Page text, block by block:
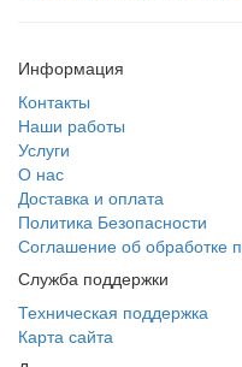
Информация
Контакты
Наши работы
Услуги
О нас
Доставка и оплата
Политика Безопасности
Соглашение об обработке
Служба поддержки
Техническая поддержка
Карта сайта